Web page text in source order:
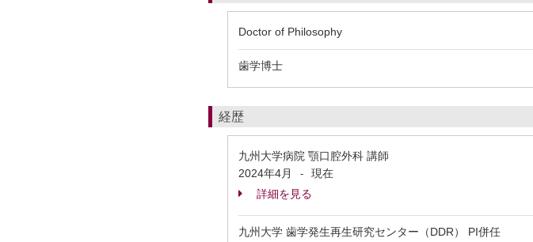
Doctor of Philosophy
歯学博士
経歴
九州大学病院 顎口腔外科 講師
2024年4月
-
現在
詳細を見る
九州大学 歯学発生再生研究センター（DDR） PI併任